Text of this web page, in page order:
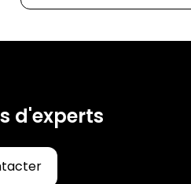
d'experts